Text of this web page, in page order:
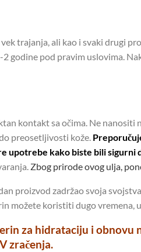
trajanja, ali kao i svaki drugi
godine pod pravim uslovima.
kontakt sa očima. Ne
preosetljivosti kože.
upotrebe kako biste bili sigurni
Zbog prirode ovog ulja,
proizvod zadržao svoja
možete koristiti dugo vremena,
za hidrataciju i obnovu
zračenja.